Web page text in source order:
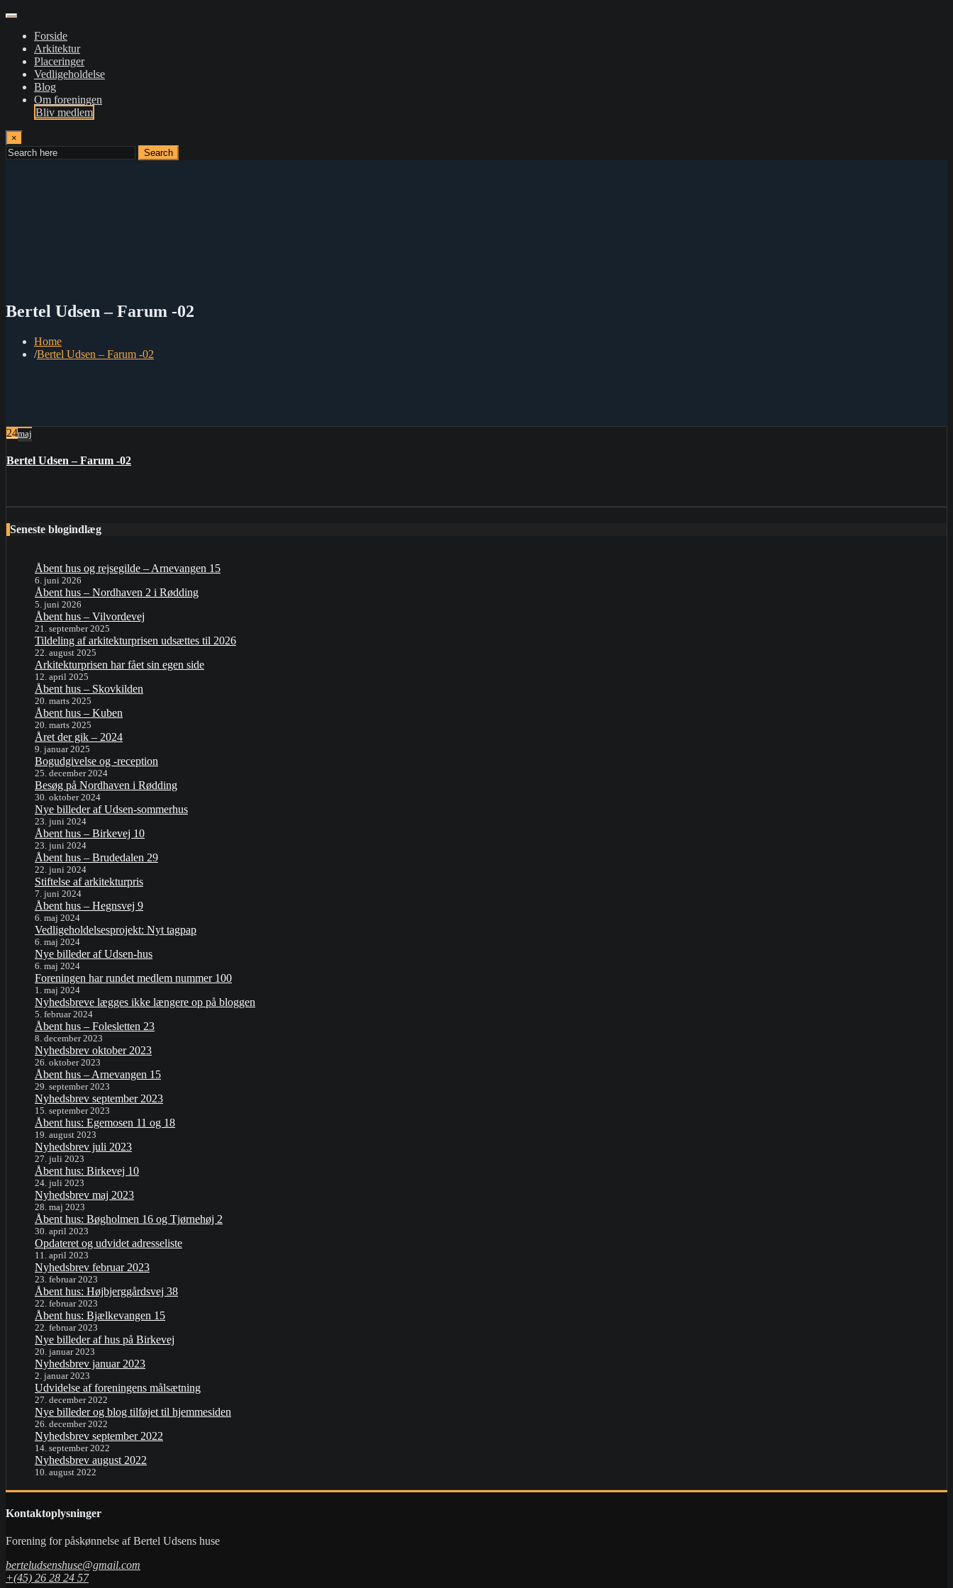
Forside
Arkitektur
Placeringer
Vedligeholdelse
Blog
Om foreningen
Bliv medlem
×
Search
Bertel Udsen – Farum -02
Home
Bertel Udsen – Farum -02
24maj
Bertel Udsen – Farum -02
Seneste blogindlæg
Åbent hus og rejsegilde – Arnevangen 15
6. juni 2026
Åbent hus – Nordhaven 2 i Rødding
5. juni 2026
Åbent hus – Vilvordevej
21. september 2025
Tildeling af arkitekturprisen udsættes til 2026
22. august 2025
Arkitekturprisen har fået sin egen side
12. april 2025
Åbent hus – Skovkilden
20. marts 2025
Åbent hus – Kuben
20. marts 2025
Året der gik – 2024
9. januar 2025
Bogudgivelse og -reception
25. december 2024
Besøg på Nordhaven i Rødding
30. oktober 2024
Nye billeder af Udsen-sommerhus
23. juni 2024
Åbent hus – Birkevej 10
23. juni 2024
Åbent hus – Brudedalen 29
22. juni 2024
Stiftelse af arkitekturpris
7. juni 2024
Åbent hus – Hegnsvej 9
6. maj 2024
Vedligeholdelsesprojekt: Nyt tagpap
6. maj 2024
Nye billeder af Udsen-hus
6. maj 2024
Foreningen har rundet medlem nummer 100
1. maj 2024
Nyhedsbreve lægges ikke længere op på bloggen
5. februar 2024
Åbent hus – Folesletten 23
8. december 2023
Nyhedsbrev oktober 2023
26. oktober 2023
Åbent hus – Arnevangen 15
29. september 2023
Nyhedsbrev september 2023
15. september 2023
Åbent hus: Egemosen 11 og 18
19. august 2023
Nyhedsbrev juli 2023
27. juli 2023
Åbent hus: Birkevej 10
24. juli 2023
Nyhedsbrev maj 2023
28. maj 2023
Åbent hus: Bøgholmen 16 og Tjørnehøj 2
30. april 2023
Opdateret og udvidet adresseliste
11. april 2023
Nyhedsbrev februar 2023
23. februar 2023
Åbent hus: Højbjerggårdsvej 38
22. februar 2023
Åbent hus: Bjælkevangen 15
22. februar 2023
Nye billeder af hus på Birkevej
20. januar 2023
Nyhedsbrev januar 2023
2. januar 2023
Udvidelse af foreningens målsætning
27. december 2022
Nye billeder og blog tilføjet til hjemmesiden
26. december 2022
Nyhedsbrev september 2022
14. september 2022
Nyhedsbrev august 2022
10. august 2022
Kontaktoplysninger
Forening for påskønnelse af Bertel Udsens huse
berteludsenshuse@gmail.com
+(45) 26 28 24 57